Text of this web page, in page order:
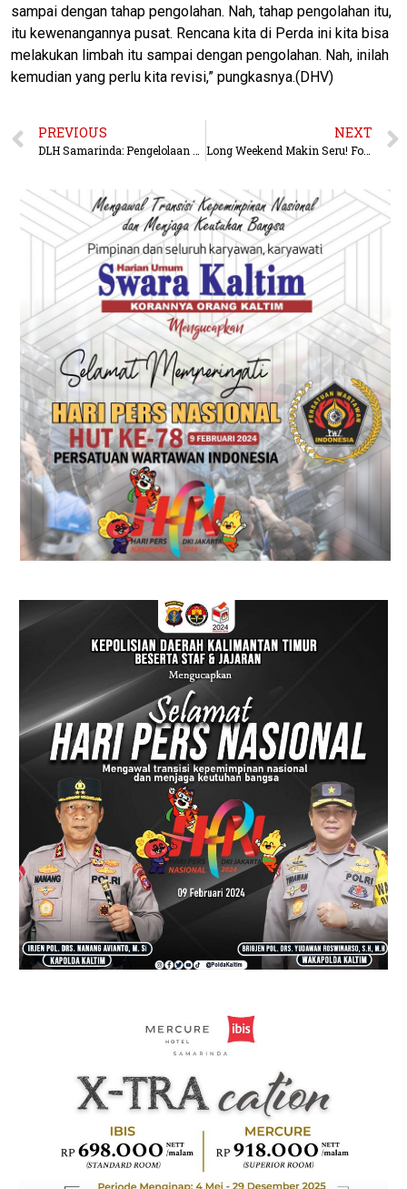
sampai dengan tahap pengolahan. Nah, tahap pengolahan itu,
itu kewenangannya pusat. Rencana kita di Perda ini kita bisa
melakukan limbah itu sampai dengan pengolahan. Nah, inilah
kemudian yang perlu kita revisi,” pungkasnya.(DHV)
PREVIOUS NEXT
Long Weekend Makin Seru! Four Points Balikpapan Sulap Akhir Pekan Jadi Arena Liburan, Kreativitas dan Family Time